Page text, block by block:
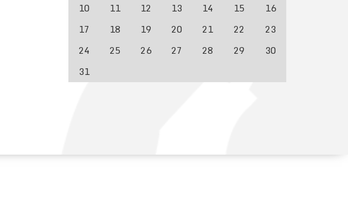
10
11 12 13 14 15
16
17
18 19 20 21 22
23
24
25 26 27 28 29
30
31